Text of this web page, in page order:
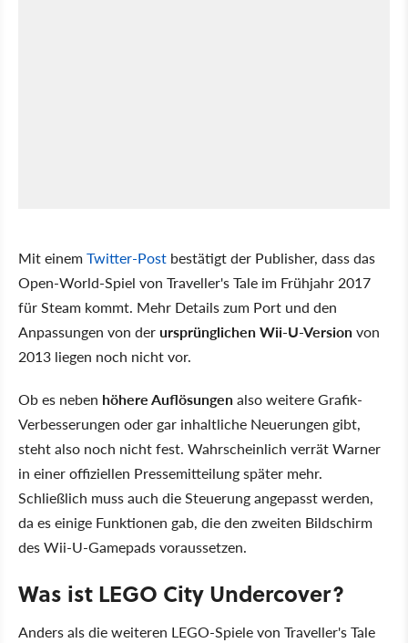
Mit einemTwitter-Post bestätigt der Publisher, dass das
Open-World-Spiel von Traveller's Tale im Frühjahr 2017
für Steam kommt. Mehr Details zum Port und den
Anpassungen von derursprünglichen Wii-U-Versionvon
2013 liegen noch nicht vor.
Ob es neben höhere Auflösungenalso weitere Grafik-
Verbesserungen oder gar inhaltliche Neuerungen gibt,
steht also noch nicht fest. Wahrscheinlich verrät Warner
in einer offiziellen Pressemitteilung später mehr.
Schließlich muss auch die Steuerung angepasst werden,
da es einige Funktionen gab, die den zweiten Bildschirm
des Wii-U-Gamepads voraussetzen.
Was ist LEGO City Undercover?
Anders als die weiteren LEGO-Spiele von Traveller's Tale